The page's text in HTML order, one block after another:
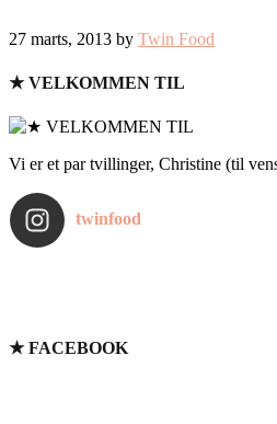
27 marts, 2013 by Twin Food
★ VELKOMMEN TIL
Vi er et par tvillinger, Christine (til
twinfood
★ FACEBOOK